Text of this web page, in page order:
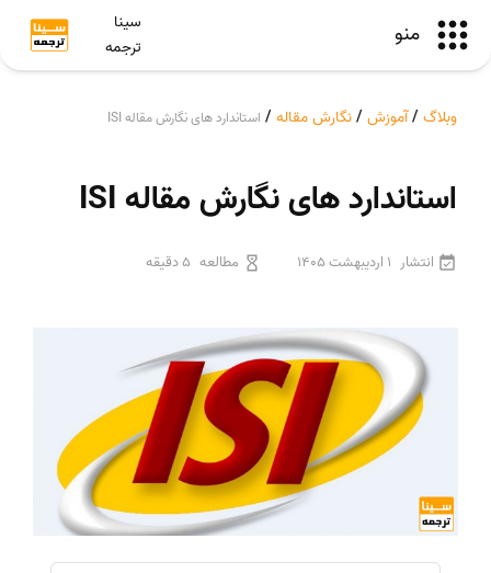
منو
سینا
ترجمه
وبلاگ /آموزش /نگارش مقاله / استاندارد های نگارش مقاله ISI
استاندارد های نگارش مقاله ISI
انتشار 1 اردیبهشت 1405 مطالعه 5 دقیقه